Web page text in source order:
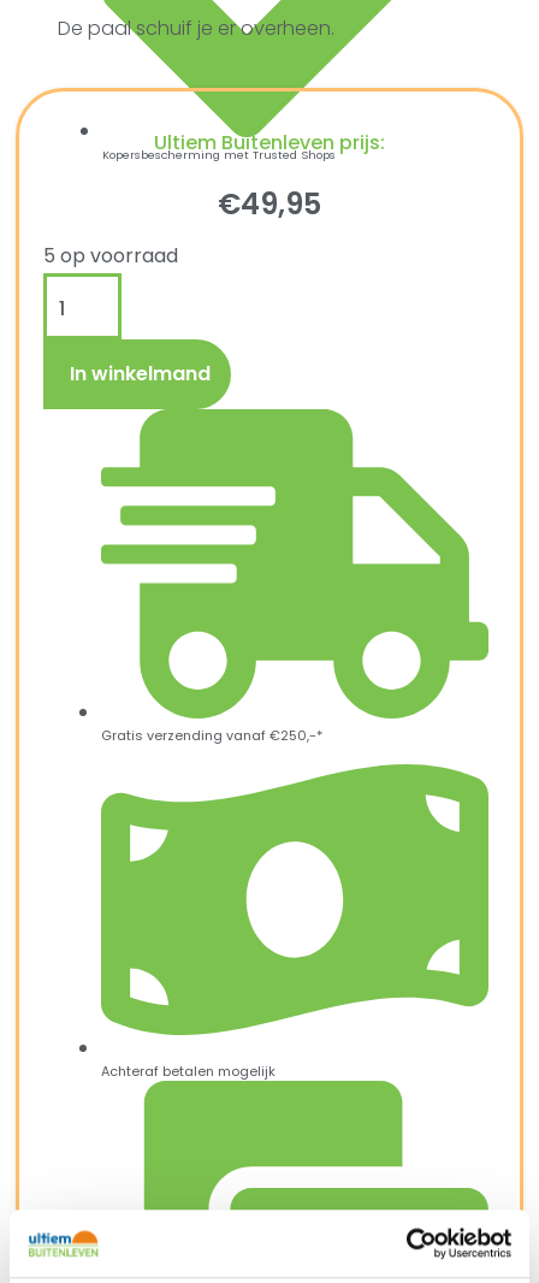
Kopersbescherming met Trusted Shops
De paal schuif je er overheen.
Ultiem Buitenleven prijs:
€49,95
5 op voorraad
In winkelmand
Gratis verzending vanaf €250,-*
Achteraf betalen mogelijk